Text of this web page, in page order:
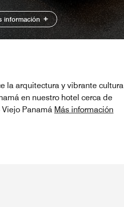
información
la arquitectura y vibrante cultura
en nuestro hotel cerca de
Viejo Panamá Más información